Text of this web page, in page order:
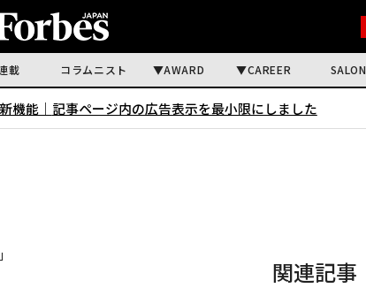
載 コラムニスト AWARD CAREER SALON
機能｜ 記事ページ内の広告表示を最小限にしました
関連記事